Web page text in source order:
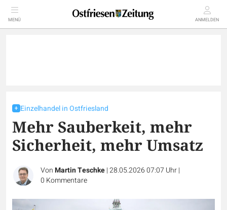
MENÜ ANMELDEN
Einzelhandel in Ostfriesland
Mehr Sauberkeit, mehr
Sicherheit, mehr Umsatz
VonMartin Teschke|28.05.2026 07:07 Uhr|
0 Kommentare